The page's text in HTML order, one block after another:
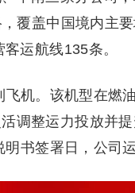
，覆盖中国境内主
运航线135条。
机。该机型在燃
调整运力投放并
书签署日，公司